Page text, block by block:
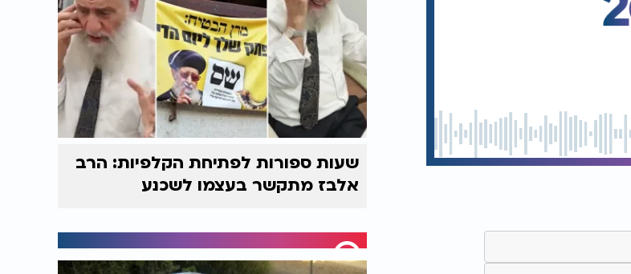
שעות ספורות לפתיחת הקלפיות: הרב
אלבז מתקשר בעצמו לשכנע